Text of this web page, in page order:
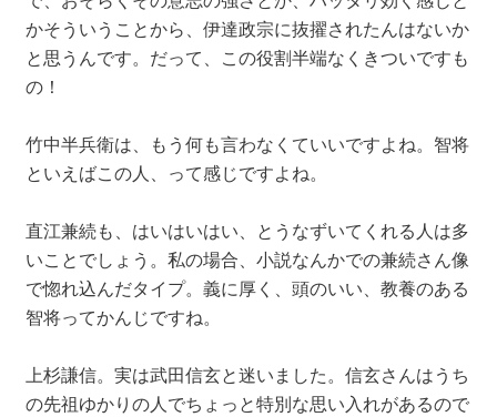
かそういうことから、伊達政宗に抜擢されたんはないか
と思うんです。だって、この役割半端なくきついですも
の！
竹中半兵衛は、もう何も言わなくていいですよね。智将
といえばこの人、って感じですよね。
直江兼続も、はいはいはい、とうなずいてくれる人は多
いことでしょう。私の場合、小説なんかでの兼続さん像
で惚れ込んだタイプ。義に厚く、頭のいい、教養のある
智将ってかんじですね。
上杉謙信。実は武田信玄と迷いました。信玄さんはうち
の先祖ゆかりの人でちょっと特別な思い入れがあるので